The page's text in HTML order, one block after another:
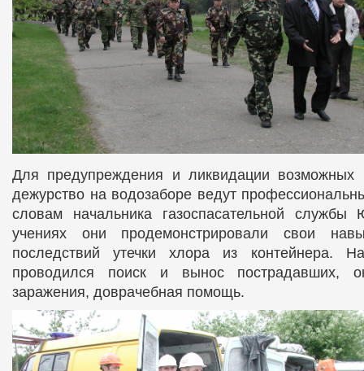
Для предупреждения и ликвидации возможных
дежурство на водозаборе ведут
словам начальника газоспасательной
учениях они продемонстрировали свои
последствий утечки хлора из контейнера.
проводился поиск и вынос пострадавших,
заражения, доврачебная помощь.